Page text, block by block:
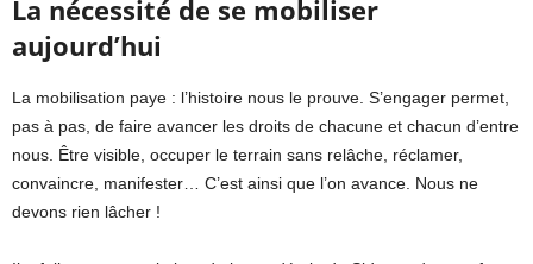
La nécessité de se mobiliser
aujourd’hui
La mobilisation paye : l’histoire nous le prouve. S’engager permet,
pas à pas, de faire avancer les droits de chacune et chacun d’entre
nous. Être visible, occuper le terrain sans relâche, réclamer,
convaincre, manifester… C’est ainsi que l’on avance. Nous ne
devons rien lâcher !